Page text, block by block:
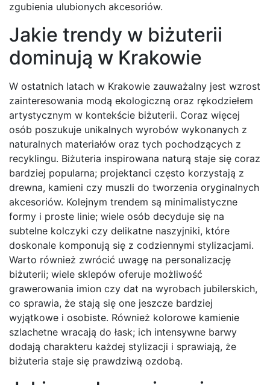
zgubienia ulubionych akcesoriów.
Jakie trendy w biżuterii
dominują w Krakowie
W ostatnich latach w Krakowie zauważalny jest wzrost
zainteresowania modą ekologiczną oraz rękodziełem
artystycznym w kontekście biżuterii. Coraz więcej
osób poszukuje unikalnych wyrobów wykonanych z
naturalnych materiałów oraz tych pochodzących z
recyklingu. Biżuteria inspirowana naturą staje się coraz
bardziej popularna; projektanci często korzystają z
drewna, kamieni czy muszli do tworzenia oryginalnych
akcesoriów. Kolejnym trendem są minimalistyczne
formy i proste linie; wiele osób decyduje się na
subtelne kolczyki czy delikatne naszyjniki, które
doskonale komponują się z codziennymi stylizacjami.
Warto również zwrócić uwagę na personalizację
biżuterii; wiele sklepów oferuje możliwość
grawerowania imion czy dat na wyrobach jubilerskich,
co sprawia, że stają się one jeszcze bardziej
wyjątkowe i osobiste. Również kolorowe kamienie
szlachetne wracają do łask; ich intensywne barwy
dodają charakteru każdej stylizacji i sprawiają, że
biżuteria staje się prawdziwą ozdobą.